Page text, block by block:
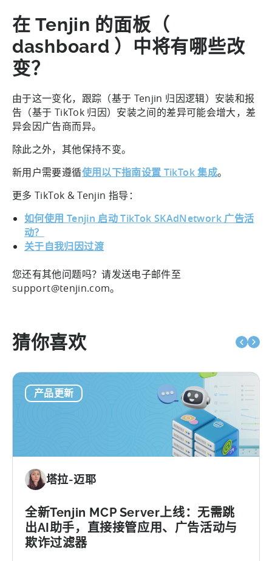
在 Tenjin 的面板（
dashboard ）中将有哪些改
变？
由于这一变化，跟踪（基于 Tenjin 归因逻辑）安装和报
告（基于 TikTok 归因）安装之间的差异可能会增大，差
异会因广告商而异。
除此之外，其他保持不变。
新用户需要遵循使用以下指南设置 TikTok 集成。
更多 TikTok & Tenjin 指导：
如何使用 Tenjin 启动 TikTok SKAdNetwork 广告活
动？
关于自我归因过渡
您还有其他问题吗？请发送电子邮件至
support@tenjin.com。
猜你喜欢
产品更新
塔拉-迈耶
全新Tenjin MCP Server上线：无需跳
出AI助手，直接接管应用、广告活动与
欺诈过滤器